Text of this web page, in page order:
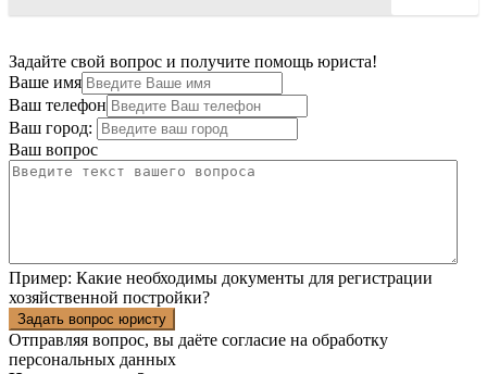
Задайте свой вопрос и получите помощь юриста!
Ваше имя
Ваш телефон
Ваш город:
Ваш вопрос
Пример: Какие необходимы документы для регистрации
хозяйственной постройки?
Задать вопрос юристу
Отправляя вопрос, вы даёте согласие на обработку
персональных данных